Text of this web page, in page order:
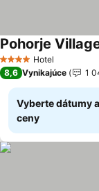
4 Počet hviezdičiek
Hotel
Zobraziť ceny
8,6 Vynikajúce 1
Vyberte dátumy
ceny